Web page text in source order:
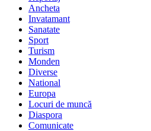
Ancheta
Invatamant
Sanatate
Sport
Turism
Monden
Diverse
National
Europa
Locuri de muncă
Diaspora
Comunicate